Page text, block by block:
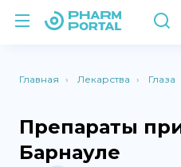
Главная Лекарства Глаза
Препараты
Барнауле